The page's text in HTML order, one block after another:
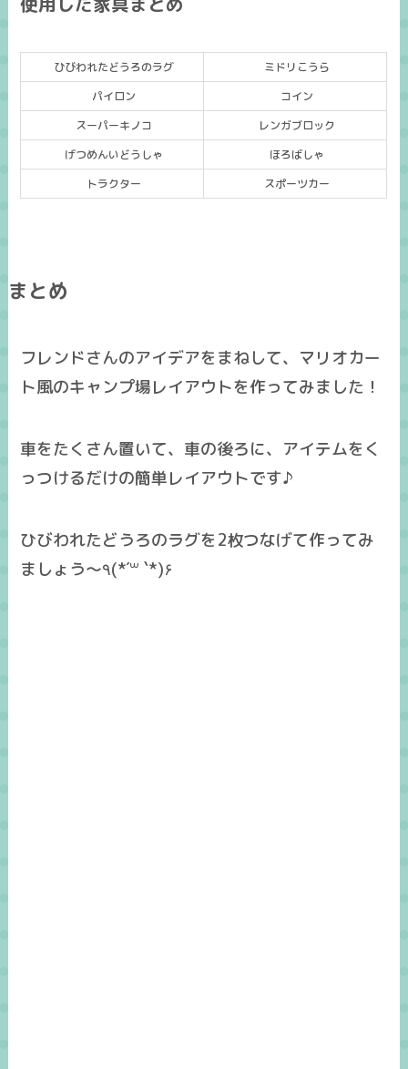
ひびわれたどうろのラグ
ミドリこうら
パイロン
コイン
スーパーキノコ
レンガブロック
げつめんいどうしゃ
ほろばしゃ
トラクター
スポーツカー
まとめ
フレンドさんのアイデアをまねして、マリオカー
ト風のキャンプ場レイアウトを作ってみました！
車をたくさん置いて、車の後ろに、アイテムをく
っつけるだけの簡単レイアウトです♪
ひびわれたどうろのラグを2枚つなげて作ってみ
ましょう～٩(*´꒳ `*)۶